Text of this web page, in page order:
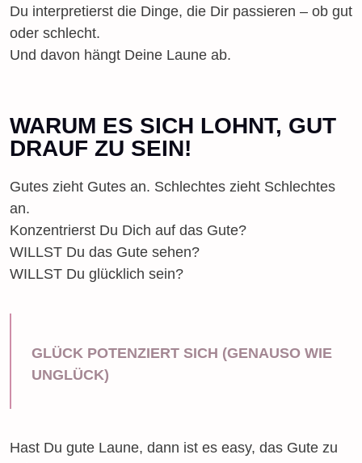
Du interpretierst die Dinge, die Dir passieren – ob gut
oder schlecht.
Und davon hängt Deine Laune ab.
WARUM ES SICH LOHNT, GUT
DRAUF ZU SEIN!
Gutes zieht Gutes an. Schlechtes zieht Schlechtes
an.
Konzentrierst Du Dich auf das Gute?
WILLST Du das Gute sehen?
WILLST Du glücklich sein?
GLÜCK POTENZIERT SICH (GENAUSO WIE
UNGLÜCK)
Hast Du gute Laune, dann ist es easy, das Gute zu